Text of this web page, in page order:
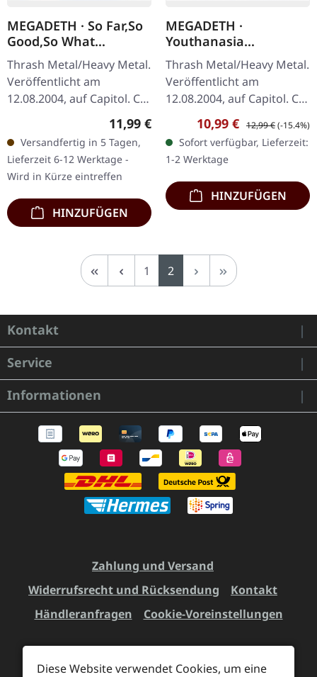
MEGADETH · So Far,So
Good,So What
(Remastered) | CD
Thrash Metal/Heavy Metal.
Veröffentlicht am
12.08.2004, auf Capitol. CD
im Jewelcase mit 12-
seitigem Booklet und 4
Bonus-Tracks. Remaster
2004.…
Regulärer Preis:
11,99 €
Versandfertig in 5 Tagen,
Lieferzeit 6-12 Werktage -
Wird in Kürze eintreffen
HINZUFÜGEN
MEGADETH ·
Youthanasia
(Remastered) | CD
Thrash Metal/Heavy Metal.
Veröffentlicht am
12.08.2004, auf Capitol. CD
im Jewelcase mit
umfangreichem Booklet
und 4 Bonus-Tracks.
Megadeths sechstes…
Verkaufspreis:
10,99 € Regulärer Preis:
12,99 €(-15.4%)
Sofort verfügbar, Lieferzeit:
1-2 Werktage
HINZUFÜGEN
Seite
1 Seite
2
Kontakt
Service
Informationen
Zahlung und Versand
Widerrufsrecht und Rücksendung
Kontakt
Händleranfragen
Cookie-Voreinstellungen
Alle Preise inkl. gesetzl. Mehrwertsteuer zzgl.
Diese Website verwendet Cookies, um eine